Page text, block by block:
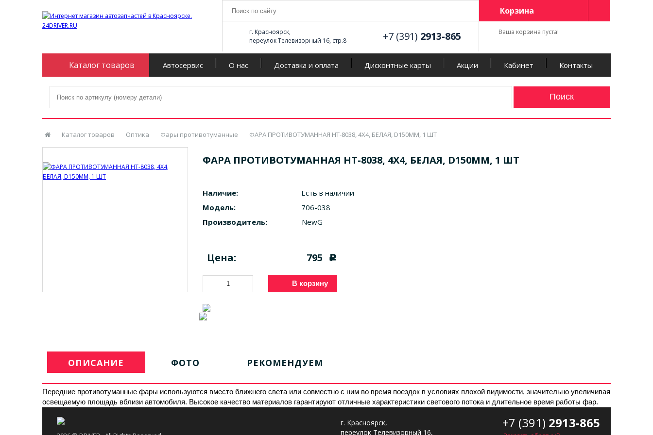
г. Красноярск,
переулок Телевизорный 16, стр.8
+7 (391) 2913-865
Корзина
Ваша корзина пуста!
Каталог товаров Автосервис О нас Доставка и оплата Дисконтные карты Акции Кабинет Контакты
Каталог товаров Оптика Фары противотуманные ФАРА ПРОТИВОТУМАННАЯ HT-8038, 4X4, БЕЛАЯ, D150ММ, 1 ШТ
ФАРА ПРОТИВОТУМАННАЯ HT-8038, 4X4, БЕЛАЯ, D150ММ, 1 ШТ
Наличие:
Есть в наличии
Модель:
706-038
Производитель:
NewG
Цена: 795 c
В корзину
ОПИСАНИЕ ФОТО РЕКОМЕНДУЕМ
Передние противотуманные фары используются вместо ближнего света или совместно с ним во время поездок в условиях плохой видимости, значительно увеличивая
освещаемую площадь вблизи автомобиля. Высокое качество материалов гарантируют отличные характеристики светового потока и длительное время работы фар.
г. Красноярск,
переулок Телевизорный 16,
+7 (391) 2913-865